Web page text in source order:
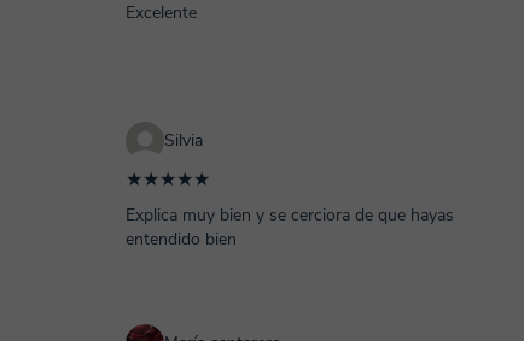
Excelente
Silvia
★★★★★
Explica muy bien y se cerciora de que hayas
entendido bien